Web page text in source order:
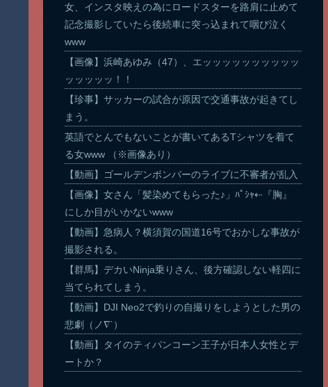
女、インスタ映えの為にロードスターを路肩に止めて
記念撮影していたら後続車に突っ込まれて咽び泣く
www
【画像】浜崎あゆみ（47）、エッッッッッッッッッッ
ッッッッッ！！
【珍事】サッカーの試合が原因で交通事故が起きてし
まう。
英語でとんでもないことが書いてあるTシャツを着て
る女www （※画像あり）
【動画】ゴールデンボンバーのライブに不審者が乱入
【画像】女さん「髪染めてもらった♪」ﾊﾟｼｬ⇠『胸』
にしか目がいかないwww
【動画】急病人？横須賀の国道16号でおかしな事故が
撮影される。
【群馬】デカいNinja乗りさん、後方確認しない軽四に
当てられてしまう。
【動画】DJI Neo2で釣りの自撮りをしようとした男の
悲劇（ノ∇`）
【動画】タイのティパンコーン王子が日本人女性とデ
ートか？